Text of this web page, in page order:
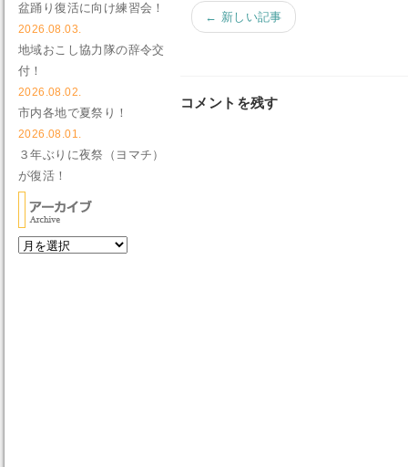
← 新しい記事
コメントを残す
盆踊り復活に向け練習会！
2026.08.03.
地域おこし協力隊の辞令交
付！
2026.08.02.
市内各地で夏祭り！
2026.08.01.
３年ぶりに夜祭（ヨマチ）
が復活！